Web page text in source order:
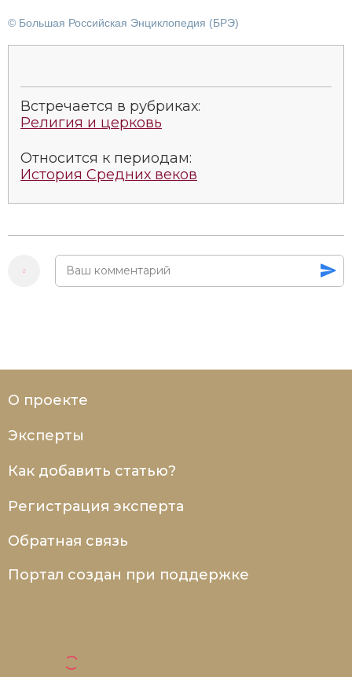
© Большая Российская Энциклопедия (БРЭ)
Встречается в рубриках:
Религия и церковь
Относится к периодам:
История Средних веков
О проекте
Эксперты
Как добавить статью?
Регистрация эксперта
Обратная связь
Портал создан при поддержке